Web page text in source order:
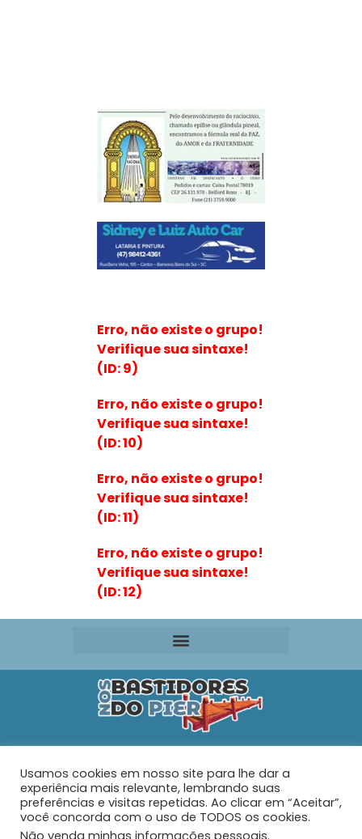
Erro, não existe o grupo!
Verifique sua sintaxe!
(ID: 9)
Erro, não existe o grupo!
Verifique sua sintaxe!
(ID: 10)
Erro, não existe o grupo!
Verifique sua sintaxe!
(ID: 11)
Erro, não existe o grupo!
Verifique sua sintaxe!
(ID: 12)
Rua Maria de Souza Santos Nº 159 – AP 401 –
Tabuleiro – Barra Velha – SC
Usamos cookies em nosso site para lhe dar a
experiência mais relevante, lembrando suas
preferências e visitas repetidas. Ao clicar em “Aceitar”,
você concorda com o uso de TODOS os cookies.
Não venda minhas informações pessoais.